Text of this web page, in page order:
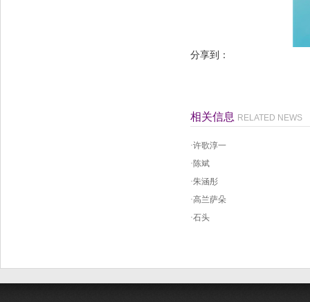
分享到：
相关信息 RELATED NEWS
·许歌淳一
·陈斌
·朱涵彤
·高兰萨朵
·石头